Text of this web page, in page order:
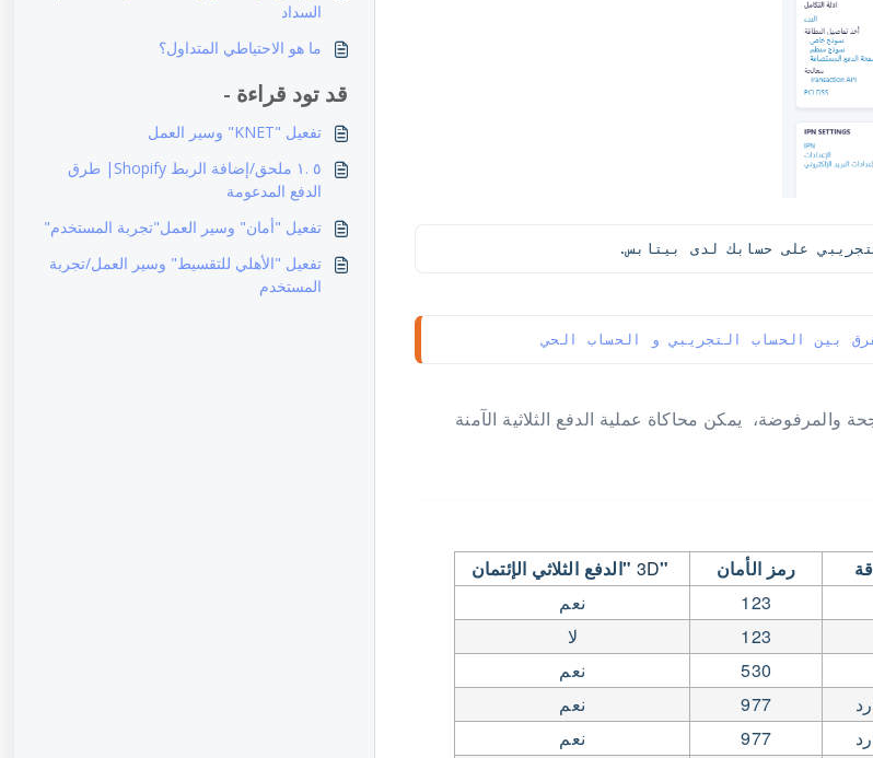
على حسابك لدى بيتابس.
بين الحساب التجريبي و الحساب الحي
يمكن محاكاة عملية الدفع الثلاثية الآمنة
رمز الأمان "
3D "الدفع الثلاثي الإئتمان
123
نعم
123
لا
530
نعم
977
نعم
977 نعم
السداد
ما هو الاحتياطي المتداول؟
قد تود قراءة -
تفعيل "KNET" وسير العمل
٥ .١ ملحق/إضافة الربط Shopify| طرق
الدفع المدعومة
تفعيل "أمان" وسير العمل"تجربة المستخدم"
تفعيل "الأهلي للتقسيط" وسير العمل/تجربة
المستخدم